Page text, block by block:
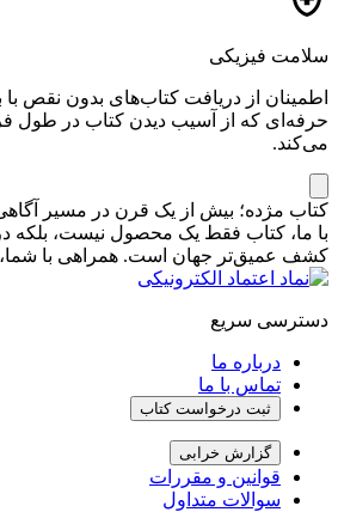
سلامت فیزیکی
اطمینان از دریافت کتاب‌های بدون نقص با
حرفه‌ای که از آسیب دیدن کتاب در طول
می‌کند.
کتاب مژده؛ بیش از یک قرن در مسیر
با ما، کتاب فقط یک محصول نیست، بلکه
کشف عمیق‌تر جهان است. همراهی با
دسترسی سریع
درباره ما
تماس با ما
ثبت درخواست کتاب
گزارش خرابی
قوانین و مقررات
سوالات متداول